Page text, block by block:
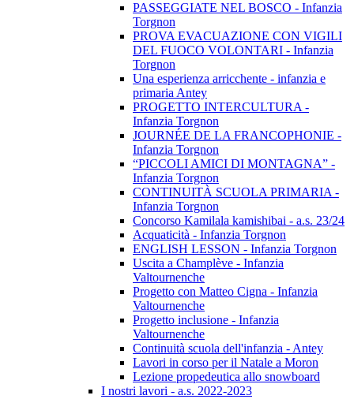
PASSEGGIATE NEL BOSCO - Infanzia
Torgnon
PROVA EVACUAZIONE CON VIGILI
DEL FUOCO VOLONTARI - Infanzia
Torgnon
Una esperienza arricchente - infanzia e
primaria Antey
PROGETTO INTERCULTURA -
Infanzia Torgnon
JOURNÉE DE LA FRANCOPHONIE -
Infanzia Torgnon
“PICCOLI AMICI DI MONTAGNA” -
Infanzia Torgnon
CONTINUITÀ SCUOLA PRIMARIA -
Infanzia Torgnon
Concorso Kamilala kamishibai - a.s. 23/24
Acquaticità - Infanzia Torgnon
ENGLISH LESSON - Infanzia Torgnon
Uscita a Champlève - Infanzia
Valtournenche
Progetto con Matteo Cigna - Infanzia
Valtournenche
Progetto inclusione - Infanzia
Valtournenche
Continuità scuola dell'infanzia - Antey
Lavori in corso per il Natale a Moron
Lezione propedeutica allo snowboard
I nostri lavori - a.s. 2022-2023